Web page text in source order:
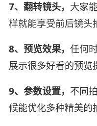
7、翻转镜头， 大家
样就能享受前后镜头
8、预览效果， 任何
展示很多好看的预览
9、参数设置， 不同
候能优化多种精美的